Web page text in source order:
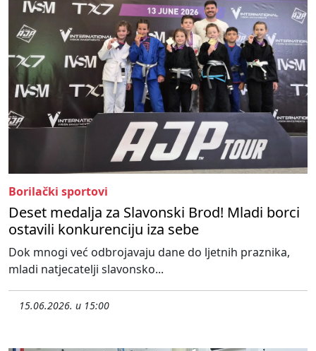
Borilački sportovi
Deset medalja za Slavonski Brod! Mladi borci
ostavili konkurenciju iza sebe
Dok mnogi već odbrojavaju dane do ljetnih praznika,
mladi natjecatelji slavonsko...
15.06.2026. u 15:00